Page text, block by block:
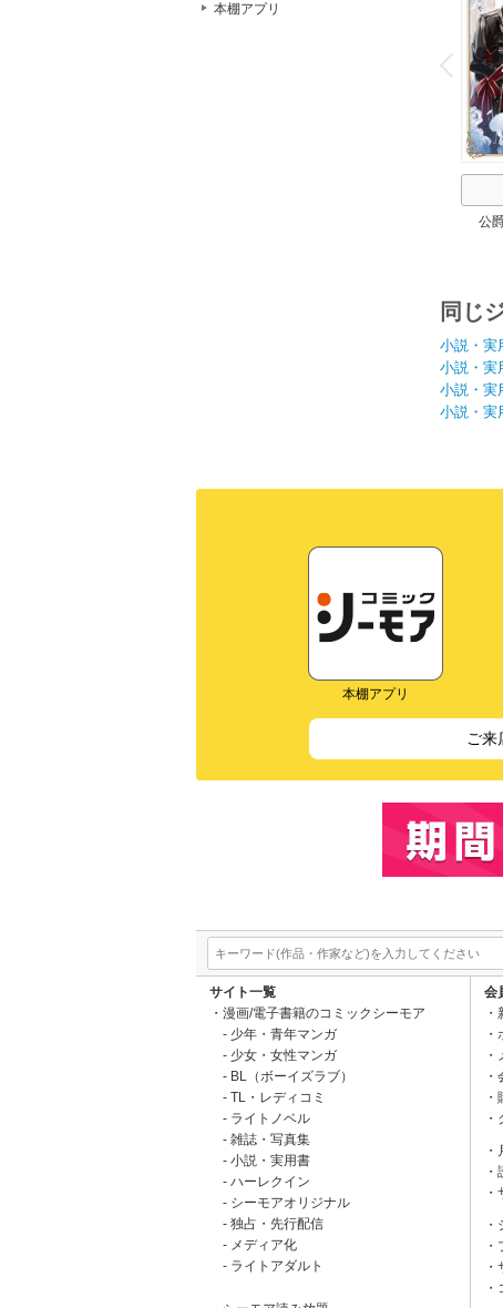
本棚アプリ
P
r
e
v
i
o
u
公
同じ
小説・実
小説・実
小説・実
小説・実
本棚アプリ
ご来
サイト一覧
漫画/電子書籍のコミックシーモア
少年・青年マンガ
少女・女性マンガ
BL（ボーイズラブ）
TL・レディコミ
ライトノベル
雑誌・写真集
小説・実用書
ハーレクイン
シーモアオリジナル
独占・先行配信
メディア化
ライトアダルト
会